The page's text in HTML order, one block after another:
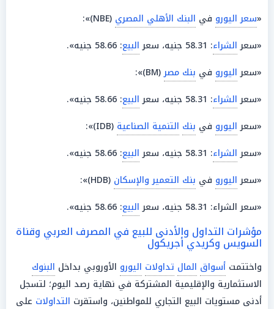
«سعر اليورو في البنك الأهلي المصري (NBE)»:
«سعرالشراء: 58.31 جنيه، سعر البيع: 58.66 جنيه».
«سعراليورو في بنك مصر(BM)»:
«سعرالشراء: 58.31 جنيه، سعر البيع: 58.66 جنيه».
«سعراليورو في بنك التنمية الصناعية (IDB)»:
«سعرالشراء: 58.31 جنيه، سعر البيع: 58.66 جنيه».
«سعراليورو في بنك التعمير والإسكان (HDB)»:
«سعر الشراء: 58.31 جنيه، سعر
البيع: 58.66 جنيه».
مؤشرات التداول والأدنى للبيع في المصرف العربي وقناة
السويس وكريدي أجريكول
واختتمت أسواق المال تداولات اليورو الأوروبي بداخل البنوك
الاستثمارية والإقليمية المشتركة في نهاية رصد اليوم؛ لتسجل
أدنى مستويات البيع التجاري للمواطنين، واستقرت التداولات على